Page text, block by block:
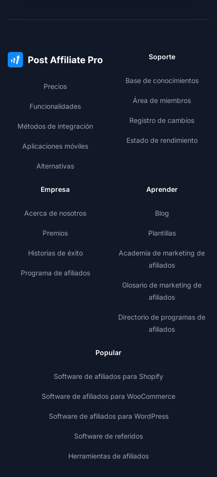
Precios
Funcionalidades
Métodos de integración
Aplicaciones móviles
Alternativas
Soporte
Base de conocimientos
Área de miembros
Registro de cambios
Estado de rendimiento
Empresa
Acerca de nosotros
Premios
Historias de éxito
Programa de afiliados
Aprender
Blog
Plantillas
Academia de marketing de
afiliados
Glosario de marketing de
afiliados
Directorio de programas de
afiliados
Popular
Software de afiliados para Shopify
Software de afiliados para WooCommerce
Software de afiliados para WordPress
Software de referidos
Herramientas de afiliados